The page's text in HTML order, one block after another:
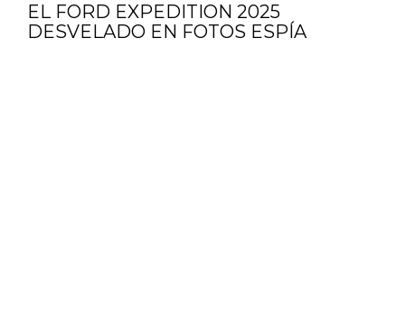
EL FORD EXPEDITION 2025
DESVELADO EN FOTOS ESPÍA